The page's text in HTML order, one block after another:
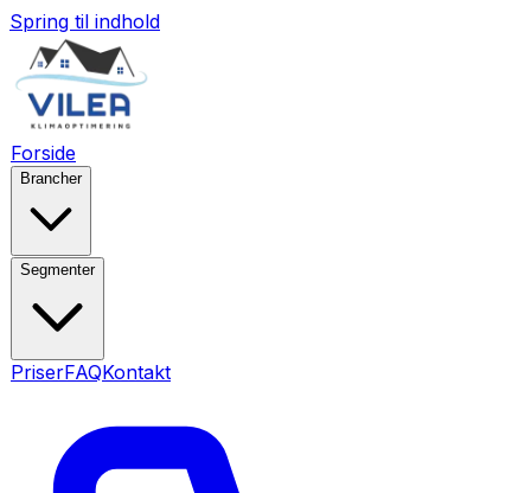
Spring til indhold
Forside
Brancher
Segmenter
PriserFAQKontakt